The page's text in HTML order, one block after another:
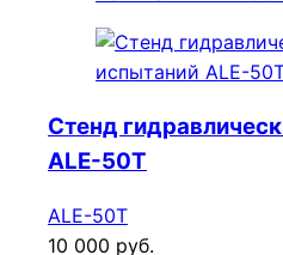
Стенд
ALE-50T
ALE-50T
10 000 руб.